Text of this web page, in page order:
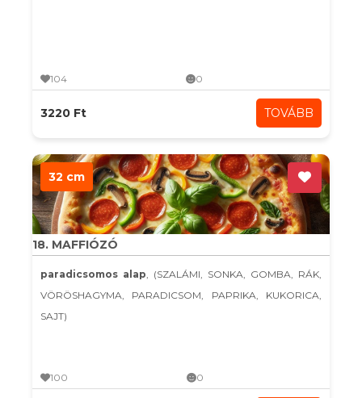
104 0
3220 Ft TOVÁBB
32 cm
18. MAFFIÓZÓ
paradicsomos alap, (SZALÁMI, SONKA, GOMBA, RÁK,
VÖRÖSHAGYMA, PARADICSOM, PAPRIKA, KUKORICA,
SAJT)
100 0